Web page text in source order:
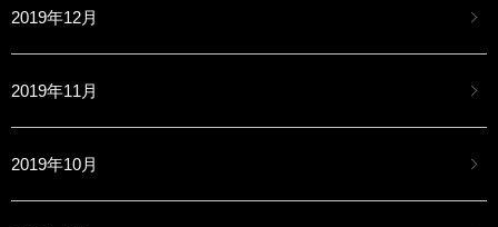
2019年12月
2019年11月
2019年10月